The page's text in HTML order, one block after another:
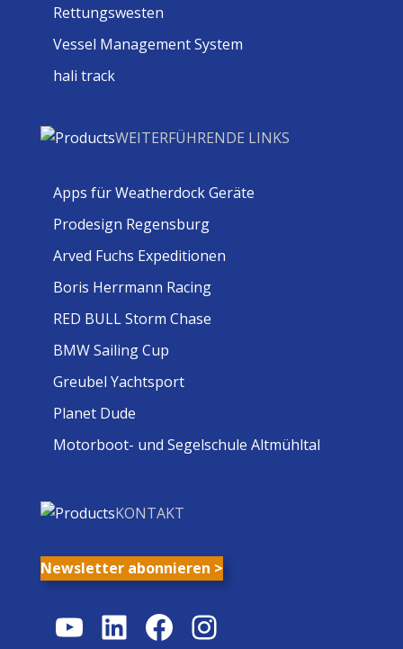
Rettungswesten
Vessel Management System
hali track
WEITERFÜHRENDE LINKS
Apps für Weatherdock Geräte
Prodesign Regensburg
Arved Fuchs Expeditionen
Boris Herrmann Racing
RED BULL Storm Chase
BMW Sailing Cup
Greubel Yachtsport
Planet Dude
Motorboot- und Segelschule Altmühltal
KONTAKT
Newsletter abonnieren >
YouTube
LinkedIn
Facebook
Instagram